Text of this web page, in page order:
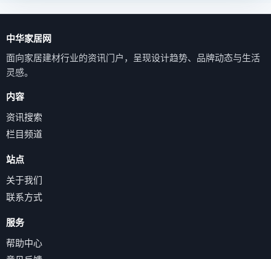
中华家居网
面向家居建材行业的资讯门户，呈现设计趋势、品牌动态与生活
灵感。
内容
资讯搜索
栏目频道
站点
关于我们
联系方式
服务
帮助中心